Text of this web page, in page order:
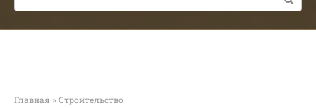
Главная » Строительство